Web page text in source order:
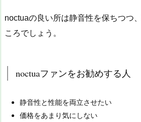
noctuaの良い所は静音性を保ちつつ
ころでしょう。
noctuaファンをお勧めする人
静音性と性能を両立させたい
価格をあまり気にしない